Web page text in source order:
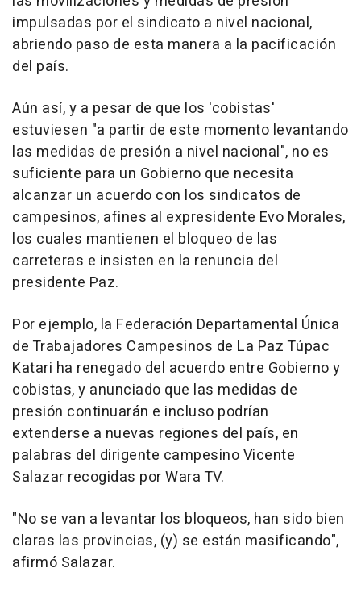
impulsadas por el sindicato a nivel nacional,
abriendo paso de esta manera a la pacificación
del país.
Aún así, y a pesar de que los 'cobistas'
estuviesen "a partir de este momento levantando
las medidas de presión a nivel nacional", no es
suficiente para un Gobierno que necesita
alcanzar un acuerdo con los sindicatos de
campesinos, afines al expresidente Evo Morales,
los cuales mantienen el bloqueo de las
carreteras e insisten en la renuncia del
presidente Paz.
Por ejemplo, la Federación Departamental Única
de Trabajadores Campesinos de La Paz Túpac
Katari ha renegado del acuerdo entre Gobierno y
cobistas, y anunciado que las medidas de
presión continuarán e incluso podrían
extenderse a nuevas regiones del país, en
palabras del dirigente campesino Vicente
Salazar recogidas por Wara TV.
"No se van a levantar los bloqueos, han sido bien
claras las provincias, (y) se están masificando",
afirmó Salazar.